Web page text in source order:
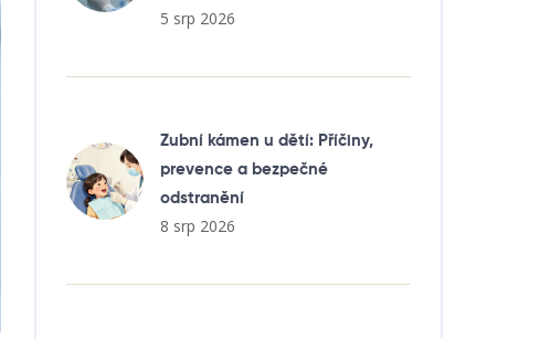
5 srp 2026
Zubní kámen u dětí: Příčiny,
prevence a bezpečné
odstranění
8 srp 2026